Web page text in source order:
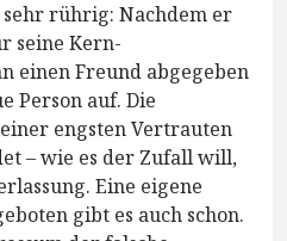
rührig: Nachdem er
seine Kern-
einen Freund abgegeben
Person auf. Die
engsten Vertrauten
– wie es der Zufall will,
Eine eigene
gibt es auch schon.